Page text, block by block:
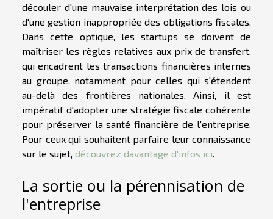
découler d'une mauvaise interprétation des lois ou
d'une gestion inappropriée des obligations fiscales.
Dans cette optique, les startups se doivent de
maîtriser les règles relatives aux prix de transfert,
qui encadrent les transactions financières internes
au groupe, notamment pour celles qui s'étendent
au-delà des frontières nationales. Ainsi, il est
impératif d'adopter une stratégie fiscale cohérente
pour préserver la santé financière de l'entreprise.
Pour ceux qui souhaitent parfaire leur connaissance
sur le sujet, découvrez davantage d'infos ici
La sortie ou la pérennisation de
l'entreprise